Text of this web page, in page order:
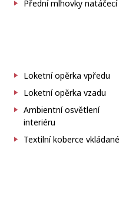
Přední mlhovky natáčecí
Loketní opěrka vpředu
Loketní opěrka vzadu
Ambientní osvětlení
interiéru
Textilní koberce vkládané